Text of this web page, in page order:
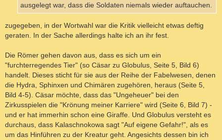
ausgelegt war, dass die Soldaten niemals wieder auftauchen.
zugegeben, in der Wortwahl war die Kritik vielleicht etwas deftig
geraten. In der Sache allerdings halte ich an ihr fest.
Die Römer gehen davon aus, dass es sich um ein
"furchterregendes Tier" (so Cäsar zu Globulus, Seite 5, Bild 6)
handelt. Dieses sticht für sie aus der Reihe der Fabelwesen, denen
die Hydra, Sphinxen und Chimären zugehören, heraus (Seite 5,
Bild 4-5). Cäsar möchte, dass das "Ungeheuer" bei den
Zirkusspielen die "Krönung meiner Karriere" wird (Seite 6, Bild 7) -
und er hat immerhin schon eine Giraffe. Und Globulus versteht es
durchaus, dass Kalaschnokowa sagt "Auf eigene Gefahr!", als es
um das Hinführen zu der Kreatur geht. Angesichts dessen bin ich